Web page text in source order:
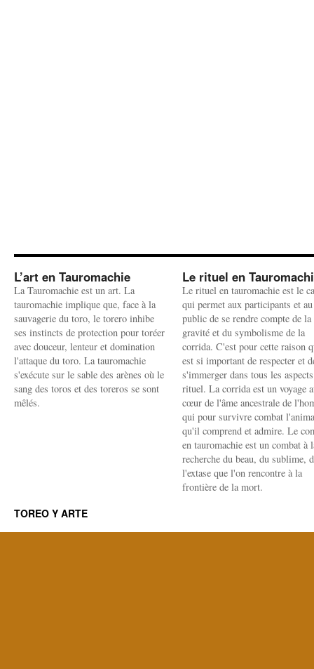
L’art en Tauromachie
La Tauromachie est un art. La
tauromachie implique que, face à la
sauvagerie du toro, le torero inhibe
ses instincts de protection pour toréer
avec douceur, lenteur et domination
l'attaque du toro. La tauromachie
s'exécute sur le sable des arènes où le
sang des toros et des toreros se sont
mêlés.
Le rituel en
Le rituel en tauromachie est le
qui permet aux participants et au
public de se rendre compte de la
gravité et du symbolisme de la
corrida. C'est pour cette raison
est si important de respecter et
s'immerger dans tous les
rituel. La corrida est un voyage
cœur de l'âme ancestrale de
qui pour survivre combat
qu'il comprend et admire. Le
en tauromachie est un combat à
recherche du beau, du sublime,
l'extase que l'on rencontre à la
frontière de la mort.
TOREO Y ARTE